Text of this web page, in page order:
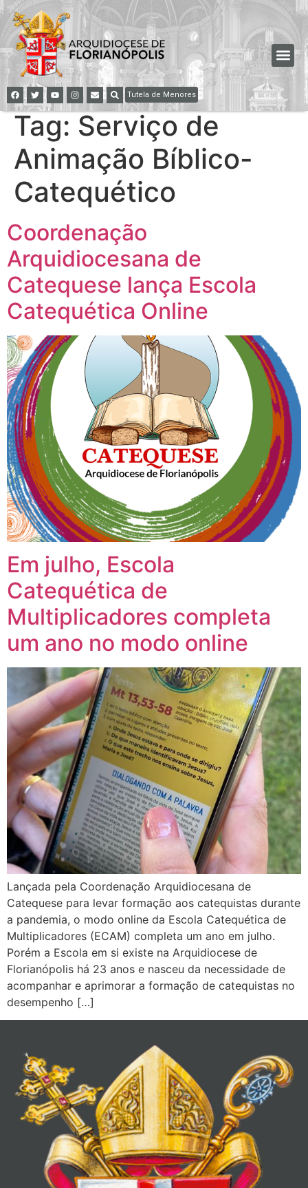
Tutela de Menores
Tag: Serviço de
Animação Bíblico-
Catequético
Coordenação
Arquidiocesana de
Catequese lança Escola
Catequética Online
Em julho, Escola
Catequética de
Multiplicadores completa
um ano no modo online
Lançada pela Coordenação Arquidiocesana de
Catequese para levar formação aos catequistas durante
a pandemia, o modo online da Escola Catequética de
Multiplicadores (ECAM) completa um ano em julho.
Porém a Escola em si existe na Arquidiocese de
Florianópolis há 23 anos e nasceu da necessidade de
acompanhar e aprimorar a formação de catequistas no
desempenho […]